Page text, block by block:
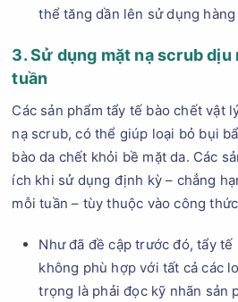
thể tăng dần lên sử dụng hàng
3. Sử dụng mặt nạ scrub dịu
tuần
Các sản phẩm tẩy tế bào chết vật
nạ scrub, có thể giúp loại bỏ bụi
bào da chết khỏi bề mặt da. Các
ích khi sử dụng định kỳ – chẳng
mỗi tuần – tùy thuộc vào công
Như đã đề cập trước đó, tẩy
không phù hợp với tất cả các
trọng là phải đọc kỹ nhãn sản